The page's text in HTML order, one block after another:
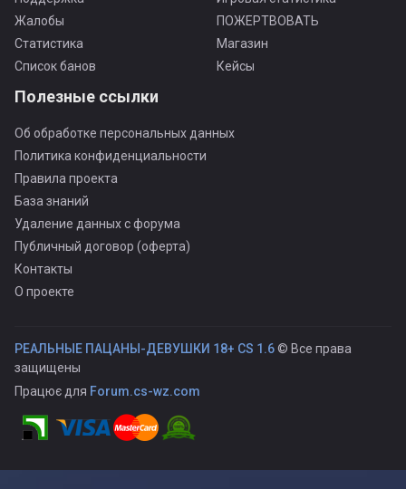
Жалобы
Статистика
Список банов
ПОЖЕРТВОВАТЬ
Магазин
Кейсы
Полезные ссылки
Об обработке персональных данных
Политика конфиденциальности
Правила проекта
База знаний
Удаление данных с форума
Публичный договор (оферта)
Контакты
О проекте
РЕАЛЬНЫЕ ПАЦАНЫ-ДЕВУШКИ 18+ CS 1.6© Все права
защищены
Працює для Forum.cs-wz.com